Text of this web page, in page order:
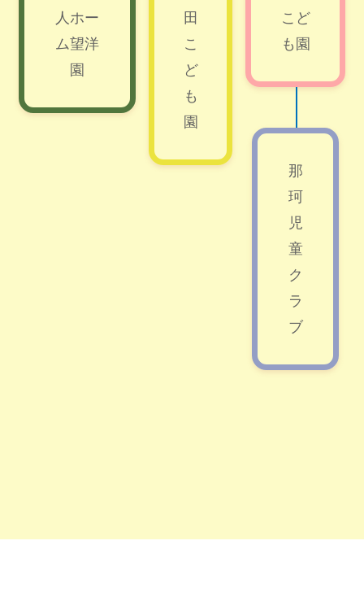
人ホー
ム望洋
園
田
こ
ど
も
園
こど
も園
那
珂
児
童
ク
ラ
ブ